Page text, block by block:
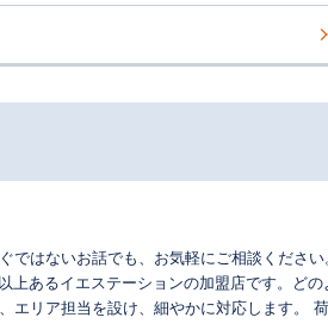
はないお話でも、お気軽にご相談ください
上あるイエステーションの加盟店です。どの
ア担当を設け、細やかに対応します。 荷物